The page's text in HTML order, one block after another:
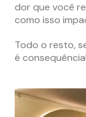
dor que você
como isso
Todo o resto,
é consequência!